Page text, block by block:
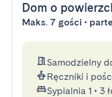
Dom o
Maks. 7 gości •
Samodzielny
Ręczniki i
Sypialnia 1 • 3